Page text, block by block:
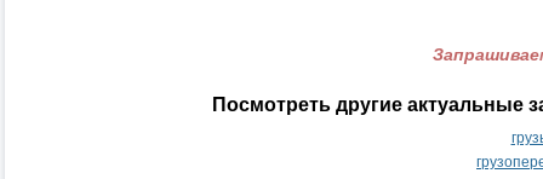
Посмотреть другие актуальные